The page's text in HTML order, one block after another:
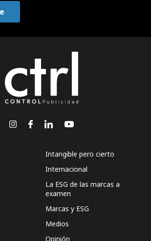
Intangible pero cierto
Internacional
La ESG de las marcas a
examen
Marcas y ESG
Medios
Opinión